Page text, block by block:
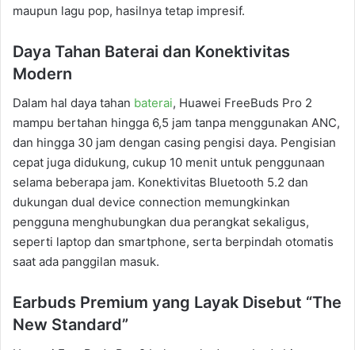
maupun lagu pop, hasilnya tetap impresif.
Daya Tahan Baterai dan Konektivitas
Modern
Dalam hal daya tahan baterai, Huawei FreeBuds Pro 2
mampu bertahan hingga 6,5 jam tanpa menggunakan ANC,
dan hingga 30 jam dengan casing pengisi daya. Pengisian
cepat juga didukung, cukup 10 menit untuk penggunaan
selama beberapa jam. Konektivitas Bluetooth 5.2 dan
dukungan dual device connection memungkinkan
pengguna menghubungkan dua perangkat sekaligus,
seperti laptop dan smartphone, serta berpindah otomatis
saat ada panggilan masuk.
Earbuds Premium yang Layak Disebut “The
New Standard”